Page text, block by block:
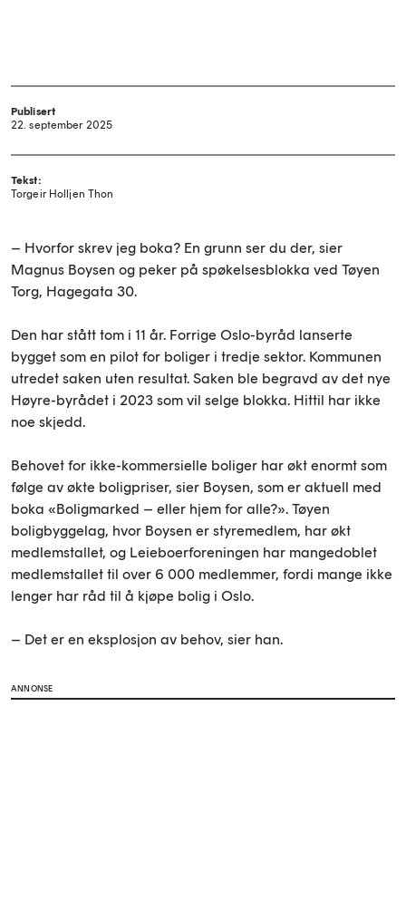
Publisert
22. september 2025
Tekst:
Torgeir Holljen Thon
– Hvorfor skrev jeg boka? En grunn ser du der, sier
Magnus Boysen og peker på spøkelsesblokka ved Tøyen
Torg, Hagegata 30.
Den har stått tom i 11 år. Forrige Oslo-byråd lanserte
bygget som en pilot for boliger i tredje sektor. Kommunen
utredet saken uten resultat. Saken ble begravd av det nye
Høyre-byrådet i 2023 som vil selge blokka. Hittil har ikke
noe skjedd.
Behovet for ikke-kommersielle boliger har økt enormt som
følge av økte boligpriser, sier Boysen, som er aktuell med
boka «Boligmarked – eller hjem for alle?». Tøyen
boligbyggelag, hvor Boysen er styremedlem, har økt
medlemstallet, og Leieboerforeningen har mangedoblet
medlemstallet til over 6 000 medlemmer, fordi mange ikke
lenger har råd til å kjøpe bolig i Oslo.
– Det er en eksplosjon av behov, sier han.
ANNONSE